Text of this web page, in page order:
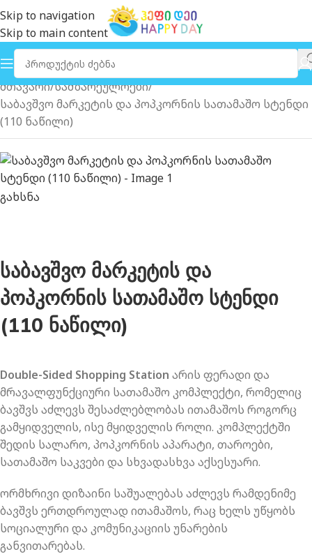
Skip to navigation
Skip to main content
მთავარი სამზარეულოები
საბავშვო მარკეტის და პოპკორნის სათამაშო სტენდი
(110 ნაწილი)
გახსნა
საბავშვო მარკეტის და
პოპკორნის სათამაშო სტენდი
(110 ნაწილი)
Double-Sided Shopping Station არის ფერადი და
მრავალფუნქციური სათამაშო კომპლექტი, რომელიც
ბავშვს აძლევს შესაძლებლობას ითამაშოს როგორც
გამყიდველის, ისე მყიდველის როლი. კომპლექტში
შედის სალარო, პოპკორნის აპარატი, თაროები,
სათამაშო საკვები და სხვადასხვა აქსესუარი.
ორმხრივი დიზაინი საშუალებას აძლევს რამდენიმე
ბავშვს ერთდროულად ითამაშოს, რაც ხელს უწყობს
სოციალური და კომუნიკაციის უნარების
განვითარებას.